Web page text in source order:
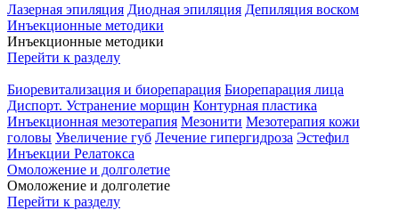
Лазерная эпиляция Диодная эпиляция Депиляция воском
Инъекционные методики
Инъекционные методики
Перейти к разделу
Биоревитализация и биорепарация Биорепарация лица
Диспорт. Устранение морщин Контурная пластика
Инъекционная мезотерапия Мезонити Мезотерапия кожи
головы Увеличение губ Лечение гипергидроза Эстефил
Инъекции Релатокса
Омоложение и долголетие
Омоложение и долголетие
Перейти к разделу